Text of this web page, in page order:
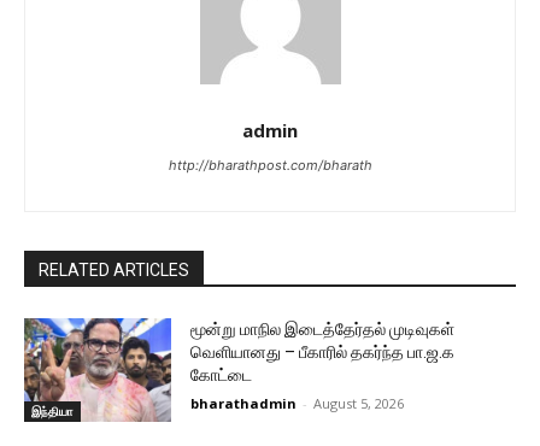
admin
http://bharathpost.com/bharath
RELATED ARTICLES
இந்தியா
மூன்று மாநில இடைத்தேர்தல் முடிவுகள்
வெளியானது – பீகாரில் தகர்ந்த பா.ஜ.க
கோட்டை
bharathadmin - August 5, 2026